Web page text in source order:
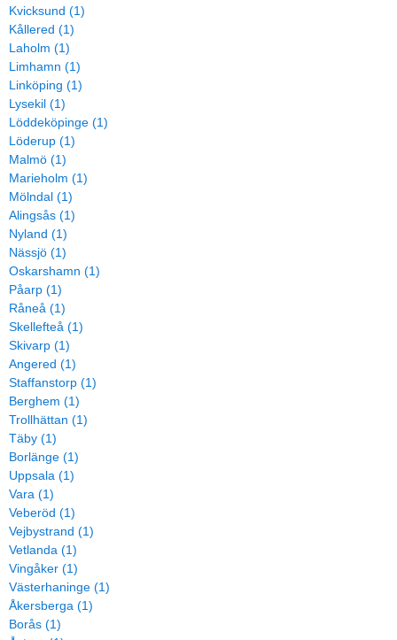
Kvicksund (1)
Kållered (1)
Laholm (1)
Limhamn (1)
Linköping (1)
Lysekil (1)
Löddeköpinge (1)
Löderup (1)
Malmö (1)
Marieholm (1)
Mölndal (1)
Alingsås (1)
Nyland (1)
Nässjö (1)
Oskarshamn (1)
Påarp (1)
Råneå (1)
Skellefteå (1)
Skivarp (1)
Angered (1)
Staffanstorp (1)
Berghem (1)
Trollhättan (1)
Täby (1)
Borlänge (1)
Uppsala (1)
Vara (1)
Veberöd (1)
Vejbystrand (1)
Vetlanda (1)
Vingåker (1)
Västerhaninge (1)
Åkersberga (1)
Borås (1)